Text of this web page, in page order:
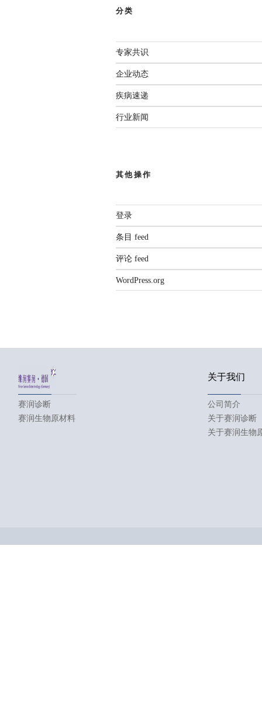
分类
专家共识
企业动态
疾病速递
行业新闻
其他操作
登录
条目 feed
评论 feed
WordPress.org
赛润诊断
赛润生物原材料
关于我们
公司简介
关于赛润诊断
关于赛润生物